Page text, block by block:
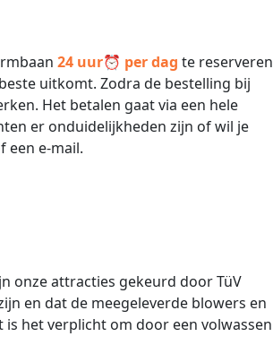
24 uur⏰ per dag te reserveren
uitkomt. Zodra de bestelling bij
Het betalen gaat via een hele
er onduidelijkheden zijn of wil je
een e-mail.
onze attracties gekeurd door TüV
en dat de meegeleverde blowers en
het verplicht om door een volwassen